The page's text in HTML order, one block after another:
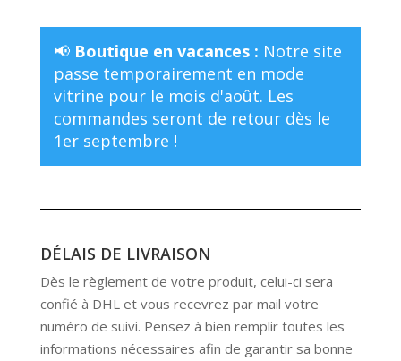
📢 Boutique en vacances : Notre site
passe temporairement en mode
vitrine pour le mois d'août. Les
commandes seront de retour dès le
1er septembre !
DÉLAIS DE LIVRAISON
Dès le règlement de votre produit, celui-ci sera
confié à DHL et vous recevrez par mail votre
numéro de suivi. Pensez à bien remplir toutes les
informations nécessaires afin de garantir sa bonne